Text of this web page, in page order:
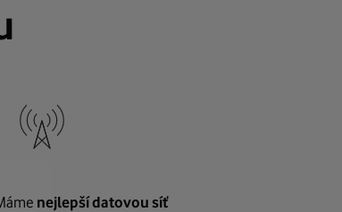
nejlepší datovou síť